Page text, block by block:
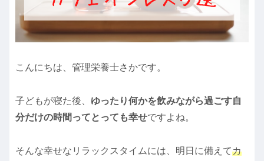
こんにちは、管理栄養士さかです。
子どもが寝た後、 ゆったり何かを飲みながら過ごす自
分だけの時間ってとっても幸せですよね。
そんな幸せなリラックスタイムには、明日に備えてカ